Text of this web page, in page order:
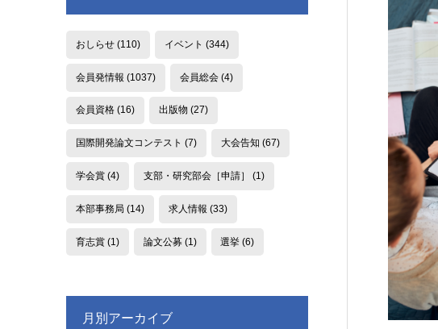
おしらせ(110) イベント (344)
会員発情報 (1037) 会員総会(4)
会員資格(16) 出版物 (27)
国際開発論文コンテスト (7) 大会告知 (67)
学会賞(4) 支部・研究部会［申請］ (1)
本部事務局 (14) 求人情報 (33)
育志賞(1) 論文公募(1) 選挙 (6)
月別アーカイブ